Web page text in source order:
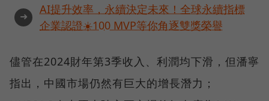
➜
AI提升效率，永續決定未來！全球永續指標
企業認證☀️100 MVP等你角逐雙獎榮譽
儘管在2024財年第3季收入、利潤均下滑，但潘寧
指出，中國市場仍然有巨大的增長潛力；